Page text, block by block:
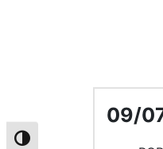
Alternar alto contraste
09/